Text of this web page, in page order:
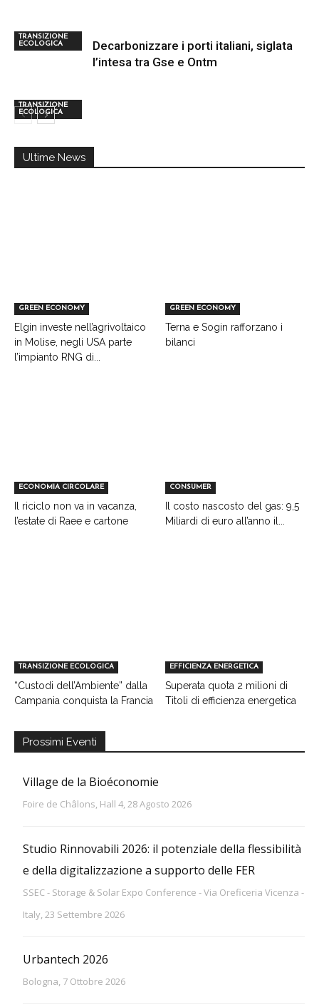
TRANSIZIONE
ECOLOGICA
TRANSIZIONE
ECOLOGICA
Decarbonizzare i porti italiani, siglata
l’intesa tra Gse e Ontm
Ultime News
GREEN ECONOMY
Elgin investe nell’agrivoltaico
in Molise, negli USA parte
l’impianto RNG di...
GREEN ECONOMY
Terna e Sogin rafforzano i
bilanci
ECONOMIA CIRCOLARE
Il riciclo non va in vacanza,
l’estate di Raee e cartone
CONSUMER
Il costo nascosto del gas: 9,5
Miliardi di euro all’anno il...
TRANSIZIONE ECOLOGICA
“Custodi dell’Ambiente” dalla
Campania conquista la Francia
EFFICIENZA ENERGETICA
Superata quota 2 milioni di
Titoli di efficienza energetica
Prossimi Eventi
Village de la Bioéconomie
Foire de Châlons, Hall 4, 28 Agosto 2026
Studio Rinnovabili 2026: il potenziale della flessibilità
e della digitalizzazione a supporto delle FER
SSEC - Storage & Solar Expo Conference - Via Oreficeria Vicenza -
Italy, 23 Settembre 2026
Urbantech 2026
Bologna, 7 Ottobre 2026